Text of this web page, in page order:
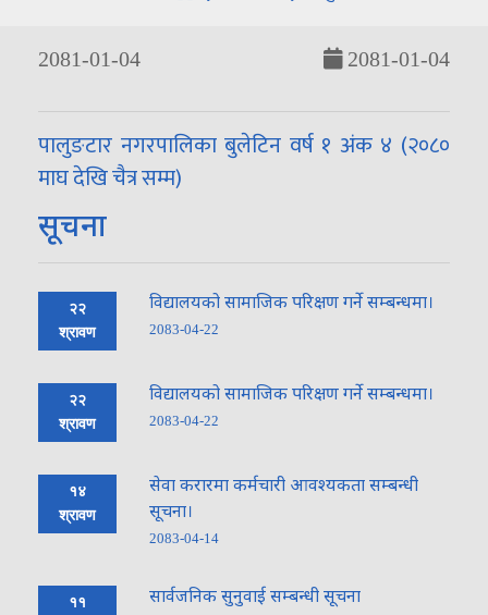
2081-01-04 2081-01-04
पालुङटार नगरपालिका बुलेटिन वर्ष १ अंक ४ (२०८०
माघ देखि चैत्र सम्म)
सूचना
२२
श्रावण
विद्यालयको सामाजिक परिक्षण गर्ने सम्बन्धमा।
2083-04-22
२२
श्रावण
विद्यालयको सामाजिक परिक्षण गर्ने सम्बन्धमा।
2083-04-22
१४
श्रावण
सेवा करारमा कर्मचारी आवश्यकता सम्बन्धी
सूचना।
2083-04-14
११
सार्वजनिक सुनुवाई सम्बन्धी सूचना